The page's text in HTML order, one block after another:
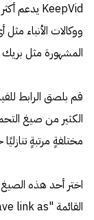
KeepVid
المشهورة مثل بريك Break.
قم بلصق الرابط
مختلفةٍ مرتبةٍ
اختر أحد هذه الصيغ